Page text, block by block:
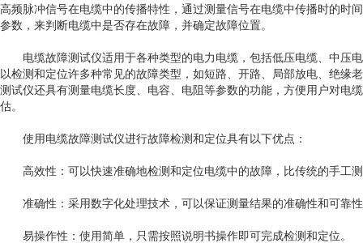
高频脉冲信号在电缆中的传播特性，通过测量信号在电缆中传播时的时
参数，来判断电缆中是否存在故障，并确定故障位置。
电缆故障测试仪适用于各种类型的电力电缆，包括低压电缆、中压
以检测和定位许多种常见的故障类型，如短路、开路、局部放电、绝缘
测试仪还具有测量电缆长度、电容、电阻等参数的功能，方便用户对电
估。
使用电缆故障测试仪进行故障检测和定位具有以下优点：
高效性：可以快速准确地检测和定位电缆中的故障，比传统的手工
准确性：采用数字化处理技术，可以保证测量结果的准确性和可靠
易操作性：使用简单，只需按照说明书操作即可完成检测和定位。